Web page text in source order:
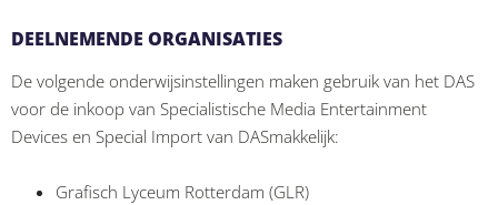
DEELNEMENDE ORGANISATIES
De volgende onderwijsinstellingen maken gebruik van het DAS
voor de inkoop van Specialistische Media Entertainment
Devices en Special Import van DASmakkelijk:
Grafisch Lyceum Rotterdam (GLR)